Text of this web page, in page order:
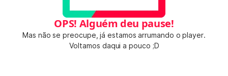
OPS! Alguém deu pause!
Mas não se preocupe, já estamos arrumando o player.
Voltamos daqui a pouco ;D